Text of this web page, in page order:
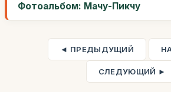
Фотоальбом: Мачу-Пикчу
◄ ПРЕДЫДУЩИЙ
СЛЕДУЮЩИЙ ►